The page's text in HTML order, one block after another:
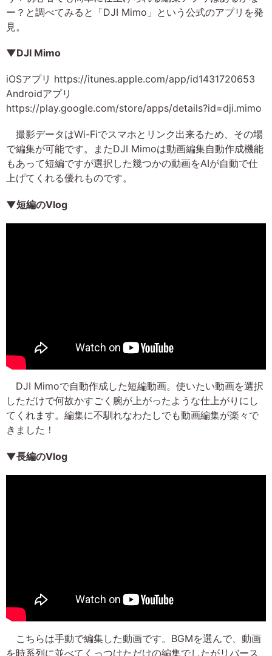
ー？と調べてみると「DJI Mimo」という公式のアプリを発
見。
▼DJI Mimo
iOSアプリ https://itunes.apple.com/app/id1431720653
Androidアプリ
https://play.google.com/store/apps/details?id=dji.mimo
撮影データはWi-Fiでスマホとリンク出来るため、その場
で編集が可能です。またDJI Mimoは動画編集自動作成機能
もあって短編ですが選択した幾つかの動画をAIが自動で仕
上げてくれる優れものです。
▼短編のVlog
DJI Mimoで自動作成した短編動画。使いたい動画を選択
しただけで何故かすごく腕が上がったような仕上がりにし
てくれます。編集に不馴れなわたしでも動画編集が楽々で
きました！
▼長編のVlog
こちらは手動で編集した動画です。BGMを選んで、動画
を時系列に並べてくっつけただけの編集でしたがリバース